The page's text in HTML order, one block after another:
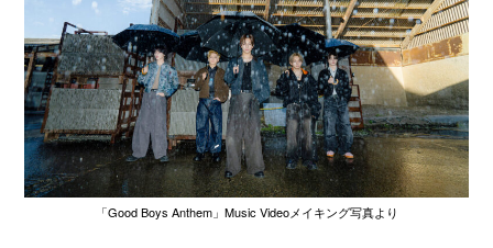
「Good Boys Anthem」Music Videoメイキング写真より